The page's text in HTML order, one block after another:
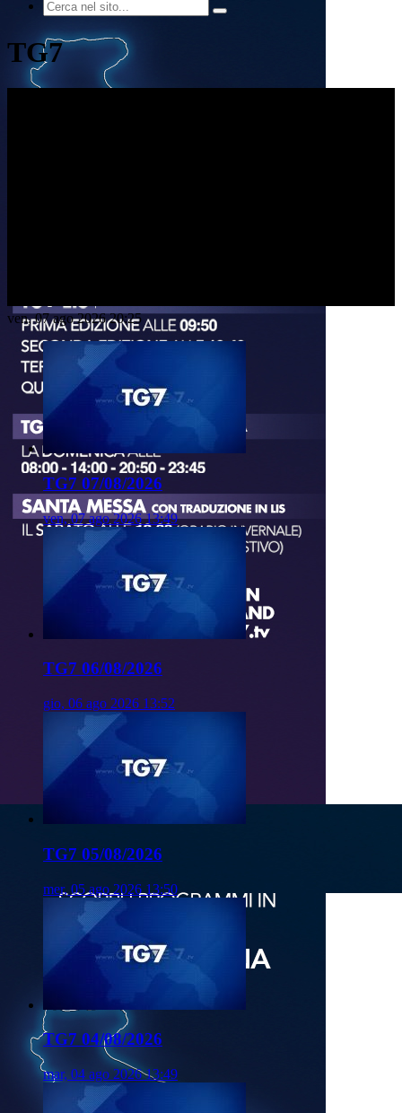
TG7
ven, 07 ago 2026 20:25
TG7 07/08/2026
ven, 07 ago 2026 13:49
TG7 06/08/2026
gio, 06 ago 2026 13:52
TG7 05/08/2026
mer, 05 ago 2026 13:50
TG7 04/08/2026
mar, 04 ago 2026 13:49